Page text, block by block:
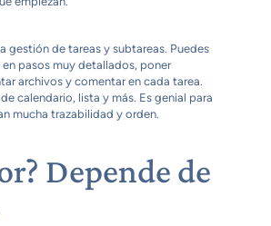
gestión de tareas y subtareas. Puedes
pasos muy detallados, poner
archivos y comentar en cada tarea.
calendario, lista y más. Es genial para
mucha trazabilidad y orden.
Depende de